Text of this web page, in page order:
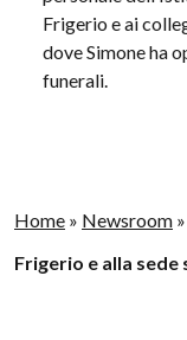
Frigerio e ai
dove Simone ha
funerali.
Home » Newsroom »
Frigerio e alla sede